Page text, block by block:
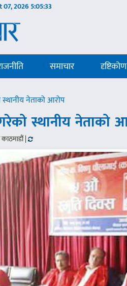
07, 2026 5:05:34
समाचार दृष्टिकोण
स्थानीय नेताको आरोप
स्थानीय नेताको
काठमाडौं |